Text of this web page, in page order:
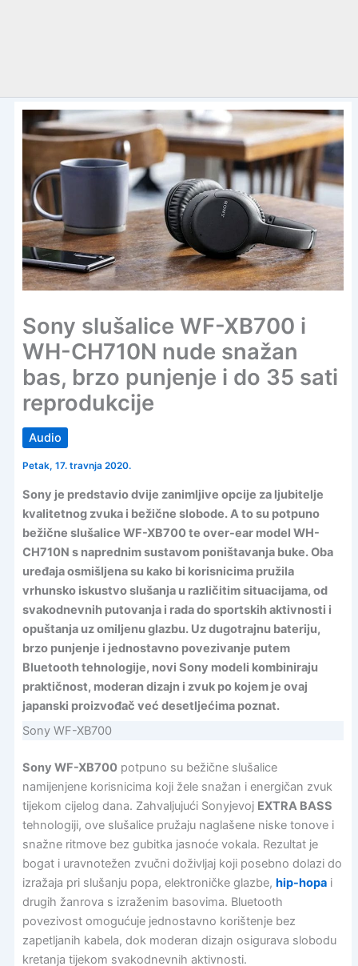
Sony slušalice WF-XB700 i
WH-CH710N nude snažan
bas, brzo punjenje i do 35 sati
reprodukcije
Audio
Petak, 17. travnja 2020.
Sony je predstavio dvije zanimljive opcije za ljubitelje
kvalitetnog zvuka i bežične slobode. A to su potpuno
bežične slušalice WF-XB700 te over-ear model WH-
CH710N s naprednim sustavom poništavanja buke. Oba
uređaja osmišljena su kako bi korisnicima pružila
vrhunsko iskustvo slušanja u različitim situacijama, od
svakodnevnih putovanja i rada do sportskih aktivnosti i
opuštanja uz omiljenu glazbu. Uz dugotrajnu bateriju,
brzo punjenje i jednostavno povezivanje putem
Bluetooth tehnologije, novi Sony modeli kombiniraju
praktičnost, moderan dizajn i zvuk po kojem je ovaj
japanski proizvođač već desetljećima poznat.
Sony WF-XB700
Sony WF-XB700potpuno su bežične slušalice
namijenjene korisnicima koji žele snažan i energičan zvuk
tijekom cijelog dana. Zahvaljujući Sonyjevoj EXTRA BASS
tehnologiji, ove slušalice pružaju naglašene niske tonove i
snažne ritmove bez gubitka jasnoće vokala. Rezultat je
bogat i uravnotežen zvučni doživljaj koji posebno dolazi do
izražaja pri slušanju popa, elektroničke glazbe, hip-hopai
drugih žanrova s izraženim basovima. Bluetooth
povezivost omogućuje jednostavno korištenje bez
zapetljanih kabela, dok moderan dizajn osigurava slobodu
kretanja tijekom svakodnevnih aktivnosti.